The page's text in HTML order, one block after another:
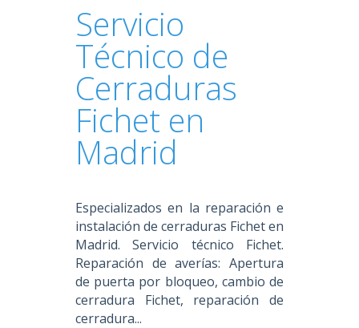
Servicio
Técnico de
Cerraduras
Fichet en
Madrid
Especializados en la reparación e
instalación de cerraduras Fichet en
Madrid. Servicio técnico Fichet.
Reparación de averías: Apertura
de puerta por bloqueo, cambio de
cerradura Fichet, reparación de
cerradura...